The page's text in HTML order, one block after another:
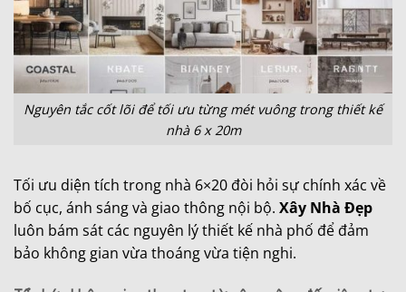
Nguyên tắc cốt lõi để tối ưu từng mét vuông trong thiết kế
nhà 6 x 20m
Tối ưu diện tích trong nhà 6×20 đòi hỏi sự chính xác về
bố cục, ánh sáng và giao thông nội bộ. Xây Nhà Đẹp
luôn bám sát các nguyên lý thiết kế nhà phố để đảm
bảo không gian vừa thoáng vừa tiện nghi.